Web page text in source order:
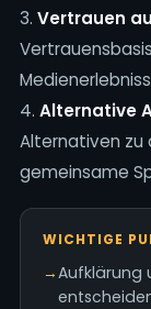
3. Vertrauen
4. Alternative
Alternativen zu
gemeinsame
WICHTIGE
→Aufklärung